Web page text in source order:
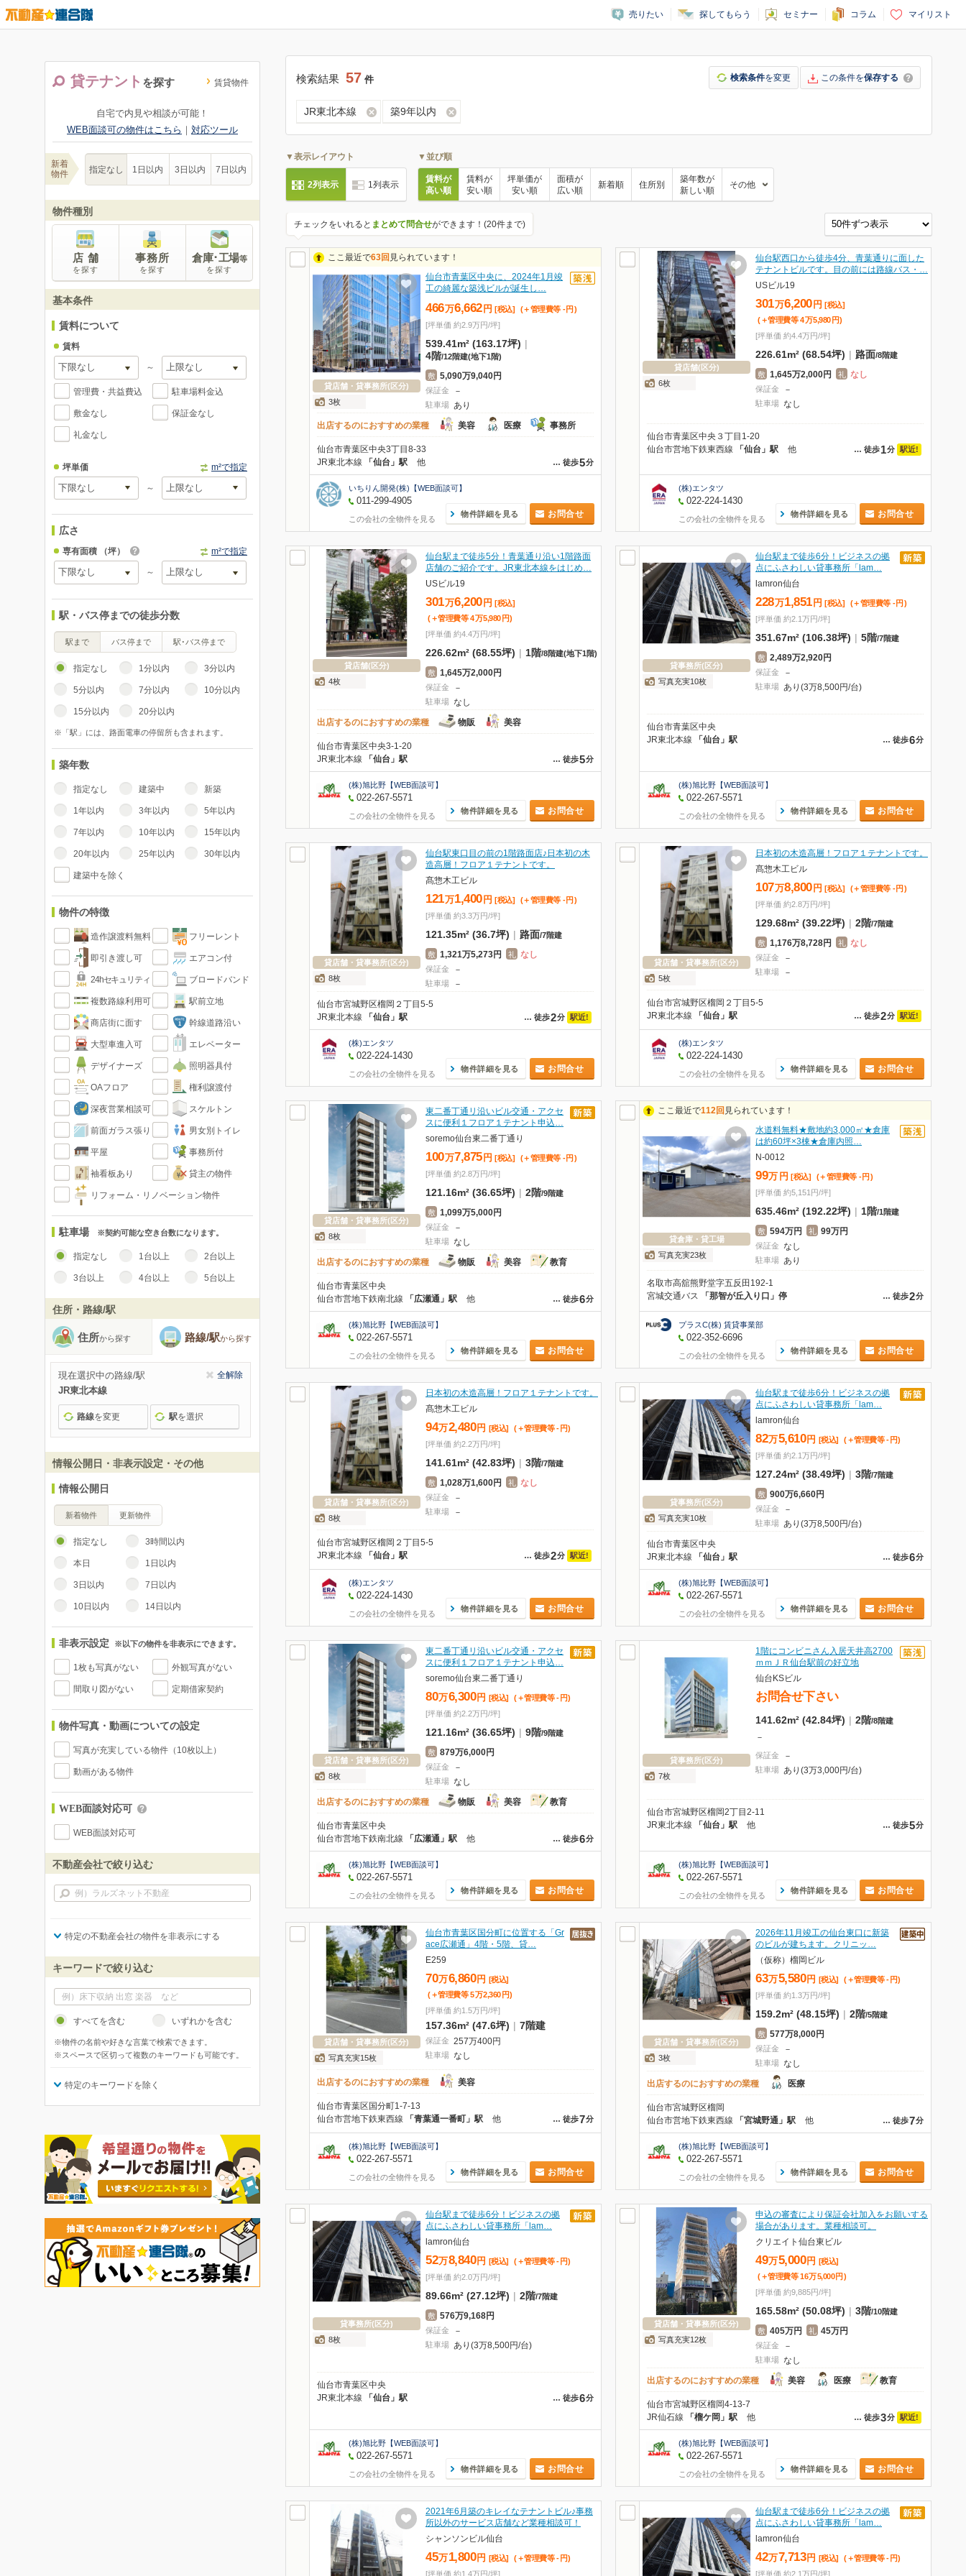
売りたい 探してもらう セミナー コラム マイリスト
貸テナント を探す 賃貸物件
自宅で内見や相談が可能！
WEB面談可の物件はこちら ｜ 対応ツール
新着
物件
指定なし 1日以内 3日以内 7日以内
物件種別
店 舗
を探す
事務所
を探す
倉庫･工場等
を探す
基本条件
賃料について
賃料
～
管理費・共益費込 駐車場料金込
敷金なし 保証金なし
礼金なし
坪単価 m²で指定
～
広さ
専有面積 （坪） m²で指定
～
駅・バス停までの徒歩分数
駅まで バス停まで 駅･バス停まで
指定なし 1分以内 3分以内
5分以内 7分以内 10分以内
15分以内 20分以内
※「駅」には、路面電車の停留所も含まれます。
築年数
指定なし 建築中 新築
1年以内 3年以内 5年以内
7年以内 10年以内 15年以内
20年以内 25年以内 30年以内
建築中を除く
物件の特徴
造作譲渡料無料 フリーレント
即引き渡し可 エアコン付
24hセキュリティ ブロードバンド
複数路線利用可 駅前立地
商店街に面す 幹線道路沿い
大型車進入可 エレベーター
デザイナーズ 照明器具付
OAフロア 権利譲渡付
深夜営業相談可 スケルトン
前面ガラス張り 男女別トイレ
平屋 事務所付
袖看板あり 貸主の物件
リフォーム・リノベーション物件
駐車場 ※契約可能な空き台数になります。
指定なし 1台以上 2台以上
3台以上 4台以上 5台以上
住所・路線/駅
住所から探す 路線/駅から探す
現在選択中の路線/駅 全解除
JR東北本線
路線を変更 駅を選択
情報公開日・非表示設定・その他
情報公開日
新着物件 更新物件
指定なし 3時間以内
本日 1日以内
3日以内 7日以内
10日以内 14日以内
非表示設定 ※以下の物件を非表示にできます。
1枚も写真がない 外観写真がない
間取り図がない 定期借家契約
物件写真・動画についての設定
写真が充実している物件（10枚以上）
動画がある物件
WEB面談対応可
WEB面談対応可
不動産会社で絞り込む
特定の不動産会社の物件を非表示にする
キーワードで絞り込む
すべてを含む いずれかを含む
※物件の名前や好きな言葉で検索できます。
※スペースで区切って複数のキーワードも可能です。
特定のキーワードを除く
検索結果 57 件 検索条件を変更 この条件を保存する
JR東北本線 築9年以内
▼表示レイアウト
2列表示 1列表示
▼並び順
賃料が
高い順
賃料が
安い順
坪単価が
安い順
面積が
広い順
新着順 住所別
築年数が
新しい順
その他
チェックをいれると まとめて問合せができます！(20件まで)
ここ最近で63回 見られています！
貸店舗・貸事務所(区分)
3枚
仙台市青葉区中央に、2024年1月竣
工の綺麗な築浅ビルが誕生し…
466万6,662 円 [税込] (＋管理費等 - 円 )
[坪単価 約2.9万円/坪]
539.41m² (163.17坪) |
4階/12階建(地下1階)
敷 5,090万9,040円
保証金 －
駐車場 あり
出店するのにおすすめの業種
美容 医療 事務所
仙台市青葉区中央3丁目8-33
… 徒歩5分
JR東北本線 「仙台」駅 他
いちりん開発(株)【WEB面談可】
011-299-4905
この会社の全物件を見る
物件詳細を見る お問合せ
貸店舗(区分)
6枚
仙台駅西口から徒歩4分、青葉通りに面した
テナントビルです。目の前には路線バス・…
USビル19
301万6,200 円 [税込]
(＋管理費等 4万5,980 円)
[坪単価 約4.4万円/坪]
226.61m² (68.54坪) | 路面/8階建
敷 1,645万2,000円 礼 なし
保証金 －
駐車場 なし
仙台市青葉区中央３丁目1-20
… 徒歩1分 駅近!
仙台市営地下鉄東西線 「仙台」駅 他
(株)エンタツ
022-224-1430
この会社の全物件を見る
物件詳細を見る お問合せ
貸店舗(区分)
4枚
仙台駅まで徒歩5分！青葉通り沿い1階路面
店舗のご紹介です。JR東北本線をはじめ…
USビル19
301万6,200 円 [税込]
(＋管理費等 4万5,980 円)
[坪単価 約4.4万円/坪]
226.62m² (68.55坪) | 1階/8階建(地下1階)
敷 1,645万2,000円
保証金 －
駐車場 なし
出店するのにおすすめの業種
物販 美容
仙台市青葉区中央3-1-20
… 徒歩5分
JR東北本線 「仙台」駅
(株)旭比野【WEB面談可】
022-267-5571
この会社の全物件を見る
物件詳細を見る お問合せ
貸事務所(区分)
写真充実10枚
仙台駅まで徒歩6分！ビジネスの拠
点にふさわしい貸事務所「lam…
lamron仙台
228万1,851 円 [税込] (＋管理費等 - 円 )
[坪単価 約2.1万円/坪]
351.67m² (106.38坪) | 5階/7階建
敷 2,489万2,920円
保証金 －
駐車場 あり(3万8,500円/台)
仙台市青葉区中央
… 徒歩6分
JR東北本線 「仙台」駅
(株)旭比野【WEB面談可】
022-267-5571
この会社の全物件を見る
物件詳細を見る お問合せ
貸店舗・貸事務所(区分)
8枚
仙台駅東口目の前の1階路面店♪日本初の木
造高層！フロア１テナントです。
髙惣木工ビル
121万1,400 円 [税込] (＋管理費等 - 円 )
[坪単価 約3.3万円/坪]
121.35m² (36.7坪) | 路面/7階建
敷 1,321万5,273円 礼 なし
保証金 －
駐車場
－
仙台市宮城野区榴岡２丁目5-5
… 徒歩2分 駅近!
JR東北本線 「仙台」駅
(株)エンタツ
022-224-1430
この会社の全物件を見る
物件詳細を見る お問合せ
貸店舗・貸事務所(区分)
5枚
日本初の木造高層！フロア１テナントです。
髙惣木工ビル
107万8,800 円 [税込] (＋管理費等 - 円 )
[坪単価 約2.8万円/坪]
129.68m² (39.22坪) | 2階/7階建
敷 1,176万8,728円 礼 なし
保証金 －
駐車場 －
仙台市宮城野区榴岡２丁目5-5
… 徒歩2分 駅近!
JR東北本線 「仙台」駅
(株)エンタツ
022-224-1430
この会社の全物件を見る
物件詳細を見る お問合せ
貸店舗・貸事務所(区分)
8枚
東二番丁通リ沿いビル交通・アクセ
スに便利１フロア１テナント申込…
soremo仙台東二番丁通り
100万7,875 円 [税込] (＋管理費等 - 円 )
[坪単価 約2.8万円/坪]
121.16m² (36.65坪) | 2階/9階建
敷 1,099万5,000円
保証金 －
駐車場 なし
出店するのにおすすめの業種
物販 美容 教育
仙台市青葉区中央
… 徒歩6分
仙台市営地下鉄南北線 「広瀬通」駅 他
(株)旭比野【WEB面談可】
022-267-5571
この会社の全物件を見る
物件詳細を見る お問合せ
ここ最近で112回 見られています！
貸倉庫・貸工場
写真充実23枚
水道料無料★敷地約3,000㎡★倉庫
は約60坪×3棟★倉庫内照…
N-0012
99万 円 [税込] (＋管理費等 - 円 )
[坪単価 約5,151円/坪]
635.46m² (192.22坪) | 1階/1階建
敷 594万円 礼 99万円
保証金 なし
駐車場 あり
名取市高舘熊野堂字五反田192-1
… 徒歩2分
宮城交通バス 「那智が丘入り口」停
プラスC(株) 賃貸事業部
022-352-6696
この会社の全物件を見る
物件詳細を見る お問合せ
貸店舗・貸事務所(区分)
8枚
日本初の木造高層！フロア１テナントです。
髙惣木工ビル
94万2,480 円 [税込] (＋管理費等 - 円)
[坪単価 約2.2万円/坪]
141.61m² (42.83坪) | 3階/7階建
敷 1,028万1,600円 礼 なし
保証金 －
駐車場 －
仙台市宮城野区榴岡２丁目5-5
… 徒歩2分 駅近!
JR東北本線 「仙台」駅
(株)エンタツ
022-224-1430
この会社の全物件を見る
物件詳細を見る お問合せ
貸事務所(区分)
写真充実10枚
仙台駅まで徒歩6分！ビジネスの拠
点にふさわしい貸事務所「lam…
lamron仙台
82万5,610 円 [税込] (＋管理費等 - 円)
[坪単価 約2.1万円/坪]
127.24m² (38.49坪) | 3階/7階建
敷 900万6,660円
保証金 －
駐車場 あり(3万8,500円/台)
仙台市青葉区中央
… 徒歩6分
JR東北本線 「仙台」駅
(株)旭比野【WEB面談可】
022-267-5571
この会社の全物件を見る
物件詳細を見る お問合せ
貸店舗・貸事務所(区分)
8枚
東二番丁通リ沿いビル交通・アクセ
スに便利１フロア１テナント申込…
soremo仙台東二番丁通り
80万6,300 円 [税込] (＋管理費等 - 円)
[坪単価 約2.2万円/坪]
121.16m² (36.65坪) | 9階/9階建
敷 879万6,000円
保証金 －
駐車場 なし
出店するのにおすすめの業種
物販 美容 教育
仙台市青葉区中央
… 徒歩6分
仙台市営地下鉄南北線 「広瀬通」駅 他
(株)旭比野【WEB面談可】
022-267-5571
この会社の全物件を見る
物件詳細を見る お問合せ
貸事務所(区分)
7枚
1階にコンビニさん入居天井高2700
ｍｍＪＲ仙台駅前の好立地
仙台KSビル
お問合せ下さい
141.62m² (42.84坪) | 2階/8階建
－
保証金 －
駐車場 あり(3万3,000円/台)
仙台市宮城野区榴岡2丁目2-11
… 徒歩5分
JR東北本線 「仙台」駅 他
(株)旭比野【WEB面談可】
022-267-5571
この会社の全物件を見る
物件詳細を見る お問合せ
貸店舗・貸事務所(区分)
写真充実15枚
仙台市青葉区国分町に位置する「Gr
ace広瀬通」4階・5階、貸…
E259
70万6,860 円
[税込]
(＋管理費等 5万2,360 円)
[坪単価 約1.5万円/坪]
157.36m² (47.6坪) | 7階建
保証金 257万400円
駐車場 なし
出店するのにおすすめの業種 美容
仙台市青葉区国分町1-7-13
… 徒歩7分
仙台市営地下鉄東西線 「青葉通一番町」駅 他
(株)旭比野【WEB面談可】
022-267-5571
この会社の全物件を見る
物件詳細を見る お問合せ
貸店舗・貸事務所(区分)
3枚
2026年11月竣工の仙台東口に新築
のビルが建ちます。クリニッ…
（仮称）榴岡ビル
63万5,580 円 [税込] (＋管理費等 - 円)
[坪単価 約1.3万円/坪]
159.2m² (48.15坪) | 2階/5階建
敷 577万8,000円
保証金 －
駐車場 なし
出店するのにおすすめの業種
医療
仙台市宮城野区榴岡
… 徒歩7分
仙台市営地下鉄東西線 「宮城野通」駅 他
(株)旭比野【WEB面談可】
022-267-5571
この会社の全物件を見る
物件詳細を見る お問合せ
貸事務所(区分)
8枚
仙台駅まで徒歩6分！ビジネスの拠
点にふさわしい貸事務所「lam…
lamron仙台
52万8,840 円 [税込] (＋管理費等 - 円)
[坪単価 約2.0万円/坪]
89.66m² (27.12坪) | 2階/7階建
敷 576万9,168円
保証金 －
駐車場 あり(3万8,500円/台)
仙台市青葉区中央
… 徒歩6分
JR東北本線 「仙台」駅
(株)旭比野【WEB面談可】
022-267-5571
この会社の全物件を見る
物件詳細を見る お問合せ
貸店舗・貸事務所(区分)
写真充実12枚
申込の審査により保証会社加入をお願いする
場合があります。業種相談可。
クリエイト仙台東ビル
49万5,000 円
[税込]
(＋管理費等 16万5,000 円 )
[坪単価 約9,885円/坪]
165.58m² (50.08坪) | 3階/10階建
敷 405万円 礼 45万円
保証金 －
駐車場 なし
出店するのにおすすめの業種
美容 医療 教育
仙台市宮城野区榴岡4-13-7
… 徒歩3分 駅近!
JR仙石線 「榴ケ岡」駅 他
(株)旭比野【WEB面談可】
022-267-5571
この会社の全物件を見る
物件詳細を見る お問合せ
2021年6月築のキレイなテナントビル♪事務
所以外のサービス店舗など業種相談可！
シャンソンビル仙台
45万1,800 円 [税込] (＋管理費等 - 円)
[坪単価 約1.4万円/坪]
仙台駅まで徒歩6分！ビジネスの拠
点にふさわしい貸事務所「lam…
lamron仙台
42万7,713 円 [税込] (＋管理費等 - 円)
[坪単価 約2.1万円/坪]